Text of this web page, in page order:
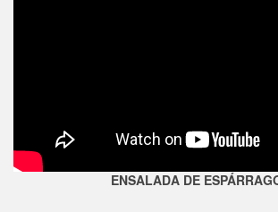
ENSALADA DE